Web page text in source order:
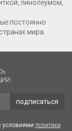
линолеумом,
постоянно
мира.
подписаться
условиями политики